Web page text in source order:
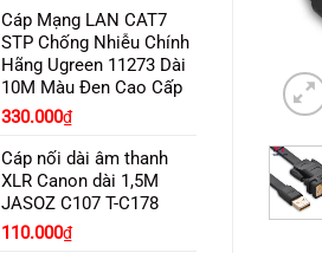
Cáp Mạng LAN CAT7
STP Chống Nhiễu Chính
Hãng Ugreen 11273 Dài
10M Màu Đen Cao Cấp
330.000₫
Cáp nối dài âm thanh
XLR Canon dài 1,5M
JASOZ C107 T-C178
Giá
110.000₫Giá